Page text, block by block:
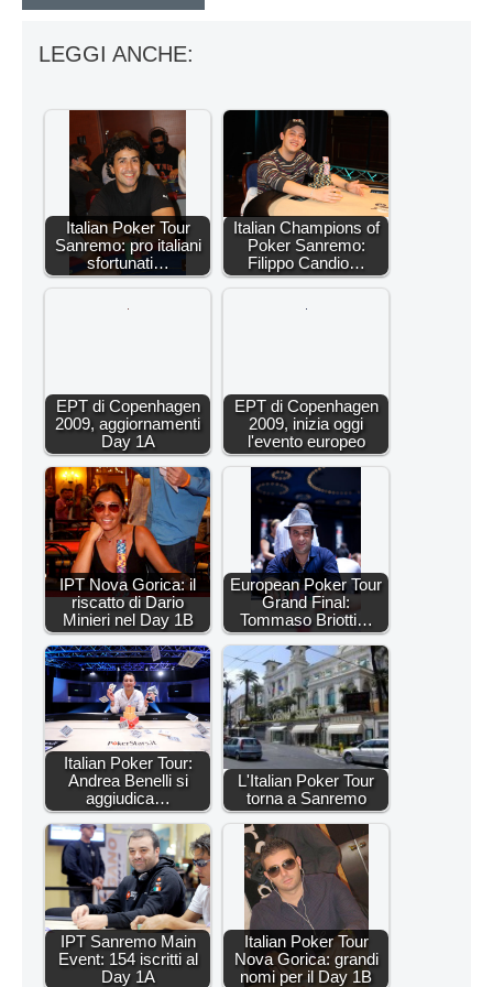
LEGGI ANCHE:
Italian Poker Tour
Sanremo: pro italiani
sfortunati…
Italian Champions of
Poker Sanremo:
Filippo Candio…
EPT di Copenhagen
2009, aggiornamenti
Day 1A
EPT di Copenhagen
2009, inizia oggi
l'evento europeo
IPT Nova Gorica: il
riscatto di Dario
Minieri nel Day 1B
European Poker Tour
Grand Final:
Tommaso Briotti…
Italian Poker Tour:
Andrea Benelli si
aggiudica…
L'Italian Poker Tour
torna a Sanremo
IPT Sanremo Main
Event: 154 iscritti al
Day 1A
Italian Poker Tour
Nova Gorica: grandi
nomi per il Day 1B